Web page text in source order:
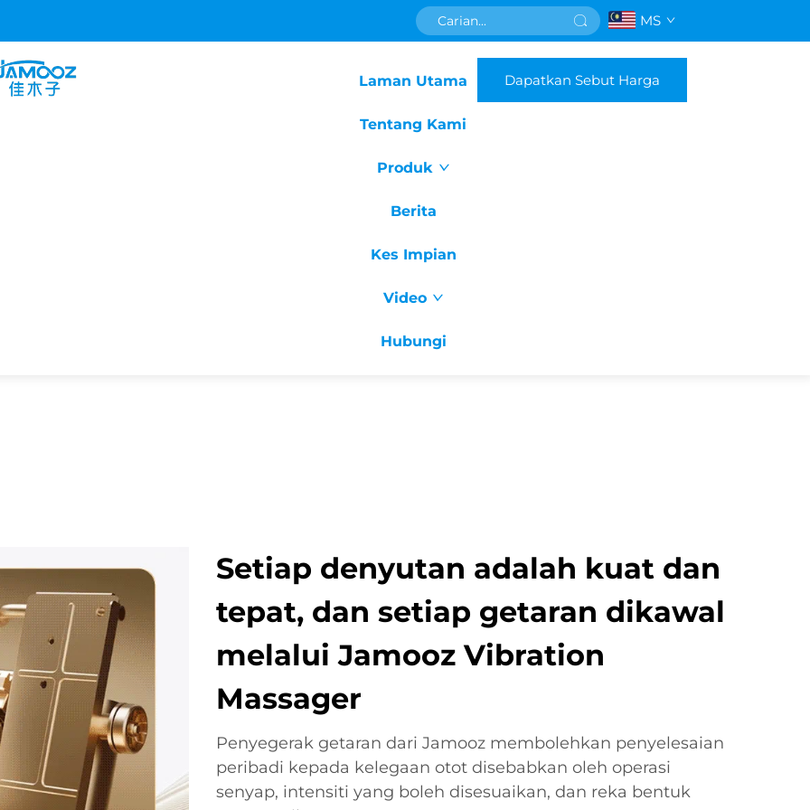
MS
Laman Utama
Tentang Kami
Produk
Berita
Kes Impian
Video
Hubungi
Dapatkan Sebut Harga
Setiap denyutan adalah kuat dan
tepat, dan setiap getaran dikawal
melalui Jamooz Vibration
Massager
Penyegerak getaran dari Jamooz membolehkan penyelesaian
peribadi kepada kelegaan otot disebabkan oleh operasi
senyap, intensiti yang boleh disesuaikan, dan reka bentuk